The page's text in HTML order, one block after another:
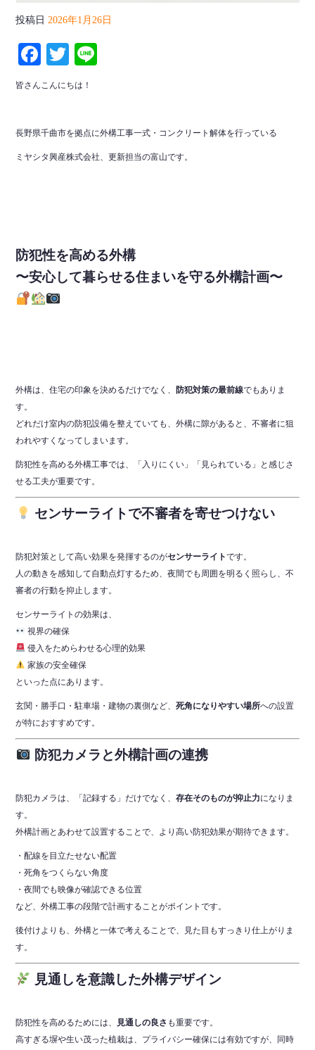
投稿日 2026年1月26日
Facebook
Twitter
皆さんこんにちは！
長野県千曲市を拠点に外構工事一式・コンクリート解体を行っている
ミヤシタ興産株式会社、更新担当の富山です。
防犯性を高める外構
〜安心して暮らせる住まいを守る外構計画〜
外構は、住宅の印象を決めるだけでなく、 防犯対策の最前線でもありま
す。
どれだけ室内の防犯設備を整えていても、外構に隙があると、不審者に狙
われやすくなってしまいます。
防犯性を高める外構工事では、「入りにくい」「見られている」と感じさ
せる工夫が重要です。
センサーライトで不審者を寄せつけない
防犯対策として高い効果を発揮するのがセンサーライトです。
人の動きを感知して自動点灯するため、夜間でも周囲を明るく照らし、不
審者の行動を抑止します。
センサーライトの効果は、
視界の確保
侵入をためらわせる心理的効果
家族の安全確保
といった点にあります。
玄関・勝手口・駐車場・建物の裏側など、死角になりやすい場所への設置
が特におすすめです。
防犯カメラと外構計画の連携
防犯カメラは、「記録する」だけでなく、存在そのものが抑止力になりま
す。
外構計画とあわせて設置することで、より高い防犯効果が期待できます。
・配線を目立たせない配置
・死角をつくらない角度
・夜間でも映像が確認できる位置
など、外構工事の段階で計画することがポイントです。
後付けよりも、外構と一体で考えることで、見た目もすっきり仕上がりま
す。
見通しを意識した外構デザイン
防犯性を高めるためには、 見通しの良さ も重要です。
高すぎる塀や生い茂った植栽は、プライバシー確保には有効ですが、同時